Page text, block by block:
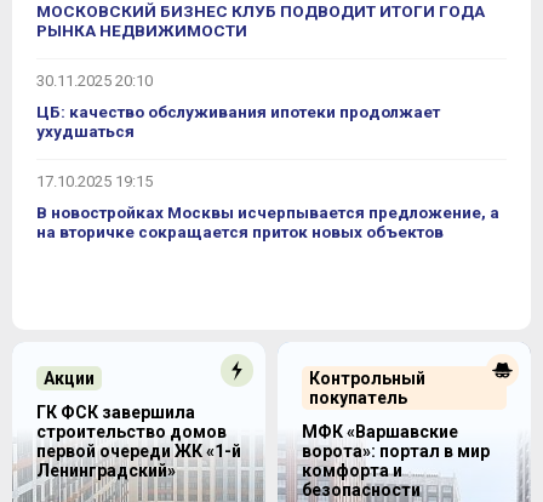
МОСКОВСКИЙ БИЗНЕС КЛУБ ПОДВОДИТ ИТОГИ ГОДА
РЫНКА НЕДВИЖИМОСТИ
30.11.2025 20:10
ЦБ: качество обслуживания ипотеки продолжает
ухудшаться
17.10.2025 19:15
В новостройках Москвы исчерпывается предложение, а
на вторичке сокращается приток новых объектов
Контрольный
покупатель
МФК «Варшавские
ворота»: портал в мир
комфорта и
безопасности
Акции
ГК ФСК завершила
строительство домов
первой очереди ЖК «1-й
Ленинградский»